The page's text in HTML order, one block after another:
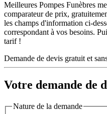
Meilleures Pompes Funèbres
comparateur de prix,
les champs d'information ci-
correspondant à vos besoins.
tarif !
Demande de devis gratuit et
Votre demande de
Nature de la demande